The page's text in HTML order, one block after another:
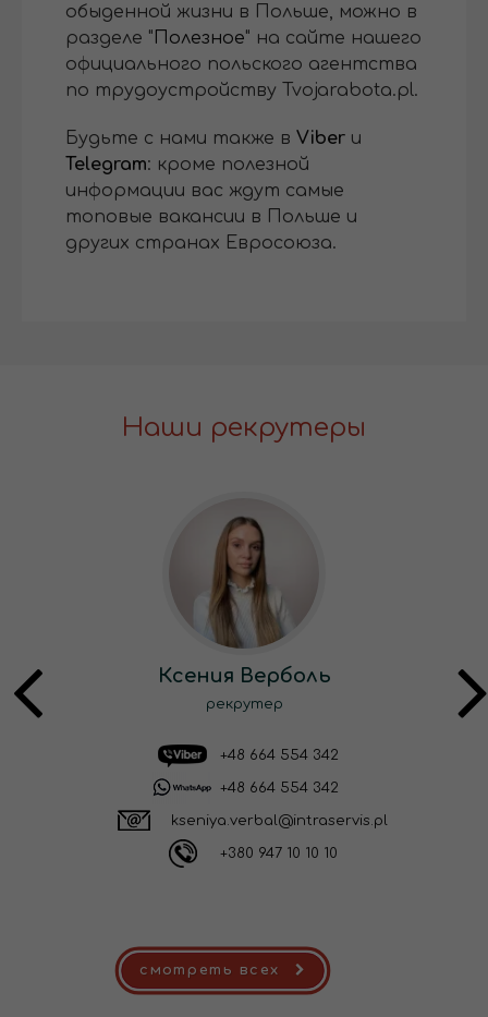
обыденной жизни в Польше, можно в
разделе " Полезное" на сайте нашего
официального польского агентства
по трудоустройству Tvojarabota.pl.
Будьте с нами также в Viber и
Telegram: кроме полезной
информации вас ждут самые
топовые вакансии в Польше и
других странах Евросоюза.
Наши рекрутеры
Ксения Верболь
рекрутер
+48 664 554 342
+48 664 554 342
kseniya.verbal@intraservis.pl
+380 947 10 10 10
смотреть всех